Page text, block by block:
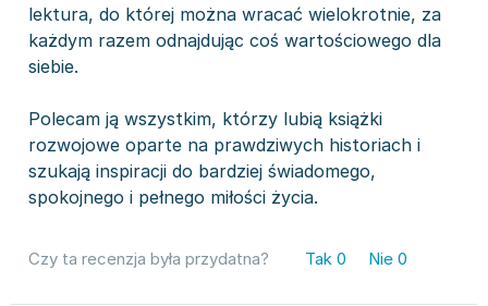
lektura, do której można wracać wielokrotnie, za
każdym razem odnajdując coś wartościowego dla
siebie.
Polecam ją wszystkim, którzy lubią książki
rozwojowe oparte na prawdziwych historiach i
szukają inspiracji do bardziej świadomego,
spokojnego i pełnego miłości życia.
Czy ta recenzja była przydatna? Tak 0 Nie 0